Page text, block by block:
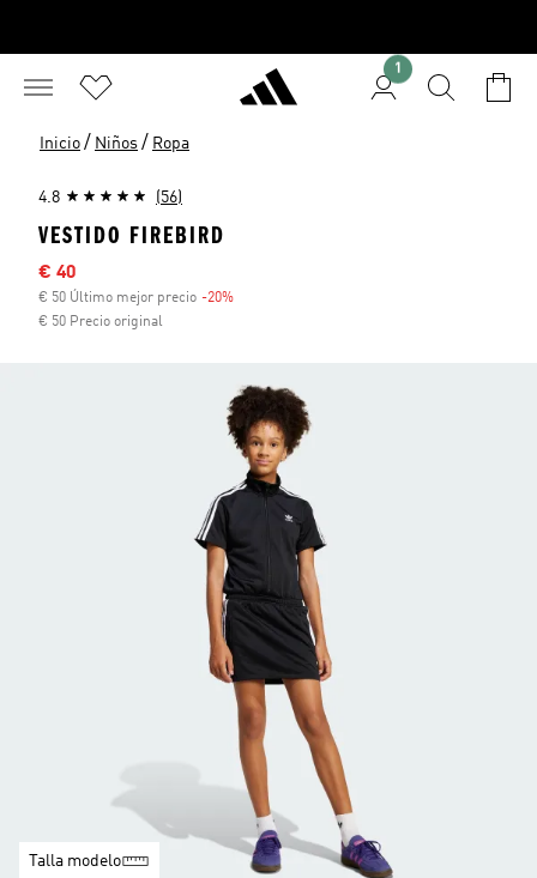
1
Inicio / Niños / Ropa
4.8 (56)
VESTIDO FIREBIRD
Precio rebajado
€ 40
€ 50 Último mejor precio -20%
€ 50 Precio original
Talla modelo